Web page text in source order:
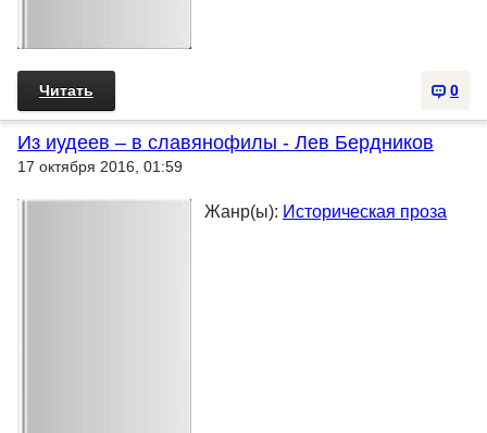
0
Читать
Из иудеев – в славянофилы - Лев Бердников
17 октября 2016, 01:59
Жанр(ы): Историческая проза